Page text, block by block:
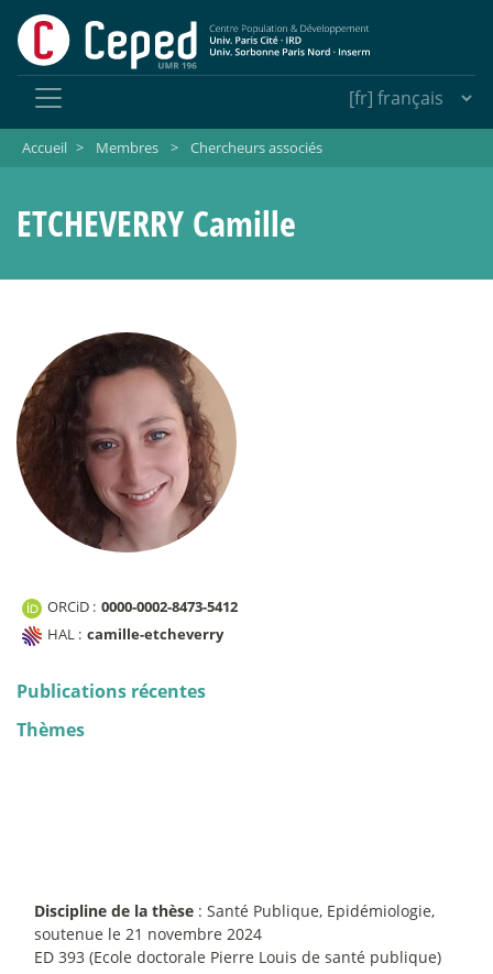
Accueil > Membres > Chercheurs associés
ETCHEVERRY Camille
ORCiD : 0000-0002-8473-5412
HAL : camille-etcheverry
Publications récentes
Thèmes
Discipline de la thèse : Santé Publique, Epidémiologie,
soutenue le 21 novembre 2024
ED 393 (Ecole doctorale Pierre Louis de santé publique)